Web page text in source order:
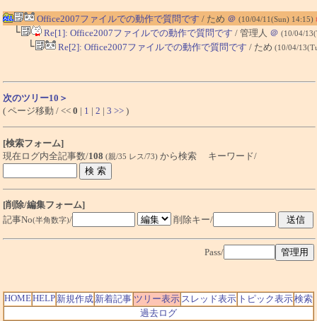
Office2007ファイルでの動作で質問です / ため ＠ (10/04/11(Sun) 14:15)
└ Re[1]: Office2007ファイルでの動作で質問です / 管理人 ＠ (10/04/
└ Re[2]: Office2007ファイルでの動作で質問です / ため (10/04/
次のツリー10＞
( ページ移動 / << 0 | 1 | 2 | 3 >> )
[検索フォーム]
現在ログ内全記事数/108 (親/35 レス/73) から検索 キーワード/
[削除/編集フォーム]
記事No(半角数字)/ 削除キー/
Pass/
HOMEHELP 新規作成 新着記事 ツリー表示 スレッド表示 トピック表示検索
過去ログ